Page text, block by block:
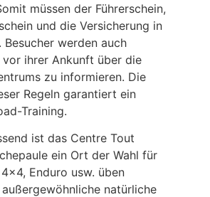
müssen der Führerschein,
und die Versicherung in
Besucher werden auch
ihrer Ankunft über die
zu informieren. Die
Regeln garantiert ein
Training.
ist das Centre Tout
ein Ort der Wahl für
Enduro usw. üben
natürliche